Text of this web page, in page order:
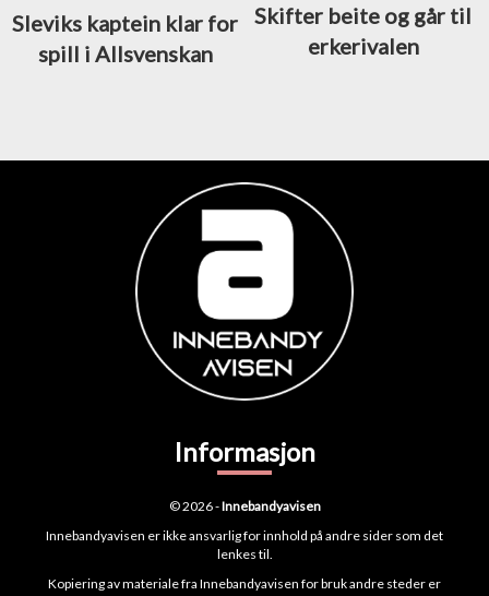
Sleviks kaptein klar for
spill i Allsvenskan
Skifter beite og går til
erkerivalen
Informasjon
© 2026 -Innebandyavisen
Innebandyavisen er ikke ansvarlig for innhold på andre sider som det
lenkes til.
Kopiering av materiale fra Innebandyavisen for bruk andre steder er